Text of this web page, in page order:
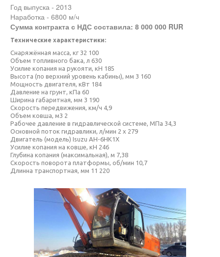
Год выпуска - 2013
Наработка - 6800 м/ч
Сумма контракта с НДС составила: 8 000 000 RUR
Технические характеристики:
Снаряжённая масса, кг 32 100
Объем топливного бака, л 630
Усилие копания на рукояти, кН 185
Высота (по верхний уровень кабины), мм 3 160
Мощность двигателя, кВт 184
Давление на грунт, кПа 60
Ширина габаритная, мм 3 190
Скорость передвижения, км/ч 4,9
Объем ковша, м3 2
Рабочее давление в гидравлической системе, МПа 34,3
Основной поток гидравлики, л/мин 2 x 279
Двигатель (модель) Isuzu AH-6HK1X
Усилие копания на ковше, кН 246
Глубина копания (максимальная), м 7,38
Скорость поворота платформы, об/мин 10,7
Длинна транспортная, мм 11 220